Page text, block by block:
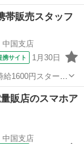
くゆくは社員に
帯販売スタッフ
中国支店
携サイト 1月30日
1600円スタート
くゆくは社員に
販店のスマホア
中国支店